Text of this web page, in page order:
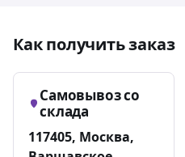
Как получить заказ
Самовывоз со
склада
117405, Москва,